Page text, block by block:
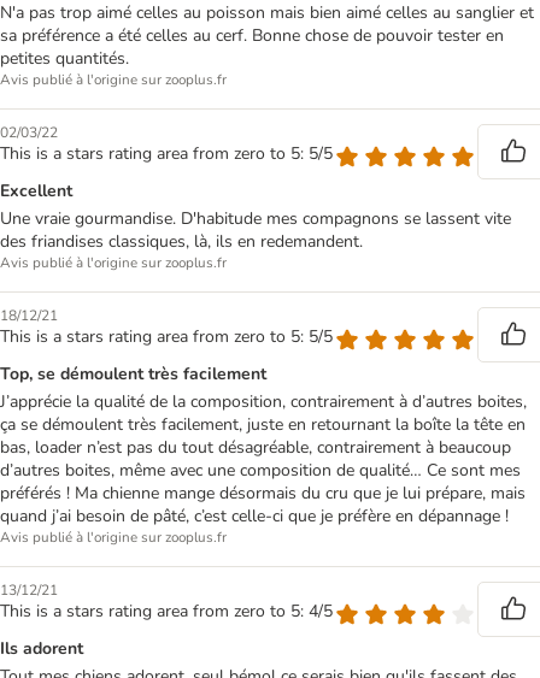
N'a pas trop aimé celles au poisson mais bien aimé celles au sanglier et
sa préférence a été celles au cerf. Bonne chose de pouvoir tester en
petites quantités.
Avis publié à l'origine sur zooplus.fr
02/03/22
This is a stars rating area from zero to 5: 5/5
Excellent
Une vraie gourmandise. D'habitude mes compagnons se lassent vite
des friandises classiques, là, ils en redemandent.
Avis publié à l'origine sur zooplus.fr
18/12/21
This is a stars rating area from zero to 5: 5/5
Top, se démoulent très facilement
J’apprécie la qualité de la composition, contrairement à d’autres boites,
ça se démoulent très facilement, juste en retournant la boîte la tête en
bas, loader n’est pas du tout désagréable, contrairement à beaucoup
d’autres boites, même avec une composition de qualité… Ce sont mes
préférés ! Ma chienne mange désormais du cru que je lui prépare, mais
quand j’ai besoin de pâté, c’est celle-ci que je préfère en dépannage !
Avis publié à l'origine sur zooplus.fr
13/12/21
This is a stars rating area from zero to 5: 4/5
Ils adorent